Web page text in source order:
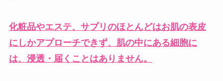
化粧品やエステ、サプリのほとんどはお肌の表皮
にしかアプローチできず、肌の中にある細胞に
は、浸透・届くことはありません。